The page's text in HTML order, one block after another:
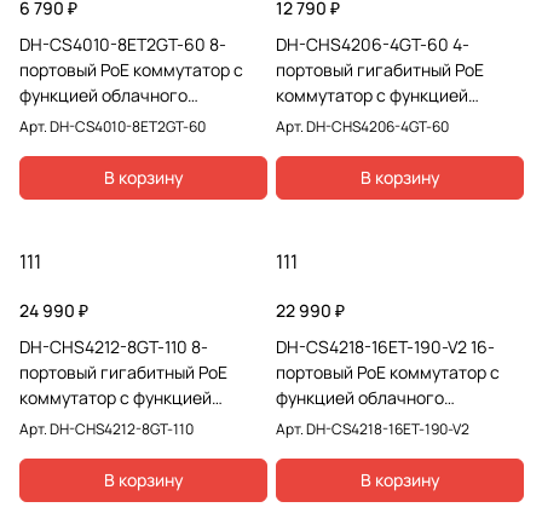
6 790 ₽
DH-CS4010-8ET2GT-60 8-
портовый PoE коммутатор с
функцией облачного
управления
Арт.DH-CS4010-8ET2GT-60
В корзину
12 790 ₽
DH-CHS4206-4GT-60 4-
портовый гигабитный PoE
коммутатор с функцией
облачного управления
Арт.DH-CHS4206-4GT-60
В корзину
111
24 990 ₽
DH-CHS4212-8GT-110 8-
портовый гигабитный PoE
коммутатор с функцией
облачного управления
Арт.DH-CHS4212-8GT-110
В корзину
111
22 990 ₽
DH-CS4218-16ET-190-V2 16-
портовый PoE коммутатор с
функцией облачного
управления
Арт.DH-CS4218-16ET-190-V2
В корзину